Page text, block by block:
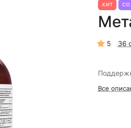
ХИТ
5 36
Все